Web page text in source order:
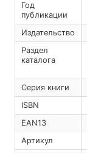
Год
публикации
Издательство
Раздел
каталога
Серия книги
ISBN
EAN13
Артикул